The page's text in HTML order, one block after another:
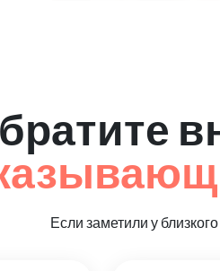
Если заметили у